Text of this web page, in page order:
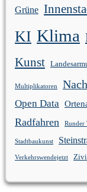
Grüne
KI Klima
Kunst
Multiplikatoren
Open Data
Radfahren Runder
Stadtbaukunst
Verkehrswendejetzt